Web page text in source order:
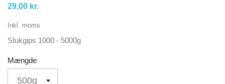
29,00 kr.
Inkl. moms
Stukgips 1000 - 5000g
Mængde